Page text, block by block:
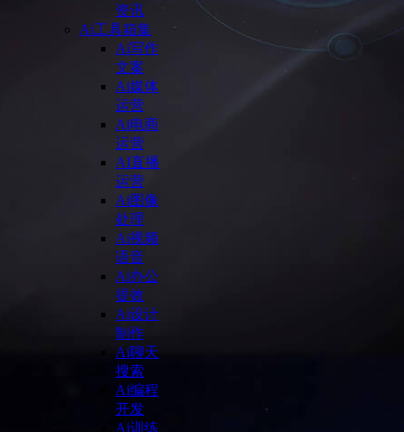
资讯
Ai工具箱集
Ai写作
文案
Ai媒体
运营
Ai电商
运营
AI直播
运营
Ai图像
处理
Ai视频
语音
Ai办公
提效
Ai设计
制作
Ai聊天
搜索
Ai编程
开发
Ai训练